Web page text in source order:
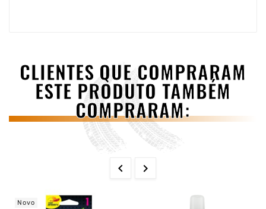
CLIENTES QUE COMPRARAM
ESTE PRODUTO TAMBÉM
COMPRARAM:
 
Novo